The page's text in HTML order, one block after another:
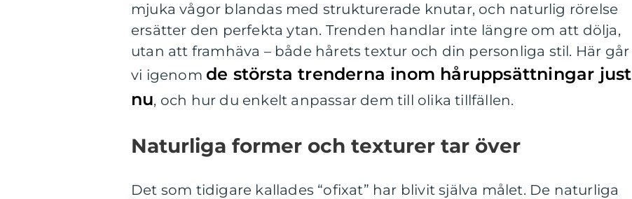
mjuka vågor blandas med strukturerade knutar, och naturlig rörelse
ersätter den perfekta ytan. Trenden handlar inte längre om att dölja,
utan att framhäva – både hårets textur och din personliga stil. Här går
vi igenom de största trenderna inom håruppsättningar just
nu, och hur du enkelt anpassar dem till olika tillfällen.
Naturliga former och texturer tar över
Det som tidigare kallades “ofixat” har blivit själva målet. De naturliga